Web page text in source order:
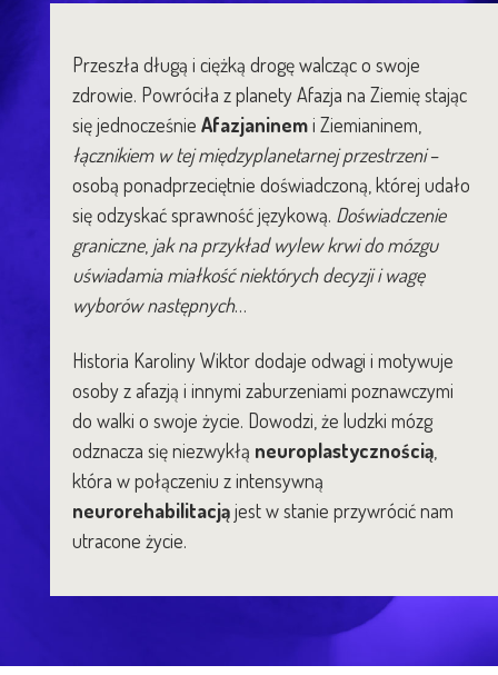
Przeszła długą i ciężką drogę walcząc o swoje
zdrowie. Powróciła z planety Afazja na Ziemię stając
się jednocześnie Afazjaninemi Ziemianinem,
łącznikiem w tej międzyplanetarnej przestrzeni–
osobą ponadprzeciętnie doświadczoną, której udało
się odzyskać sprawność językową. Doświadczenie
graniczne, jak na przykład wylew krwi do mózgu
uświadamia miałkość niektórych decyzji i wagę
wyborów następnych…
Historia Karoliny Wiktor dodaje odwagi i motywuje
osoby z afazją i innymi zaburzeniami poznawczymi
do walki o swoje życie. Dowodzi, że ludzki mózg
odznacza się niezwykłą neuroplastycznością,
która w połączeniu z intensywną
neurorehabilitacjąjest w stanie przywrócić nam
utracone życie.